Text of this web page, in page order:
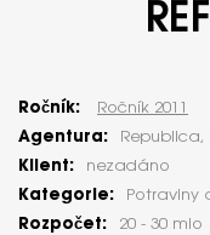
Ročník: Ročník 2011
Agentura: Republica,
Klient: nezadáno
Kategorie: Potraviny
Rozpočet: 20 - 30 mio